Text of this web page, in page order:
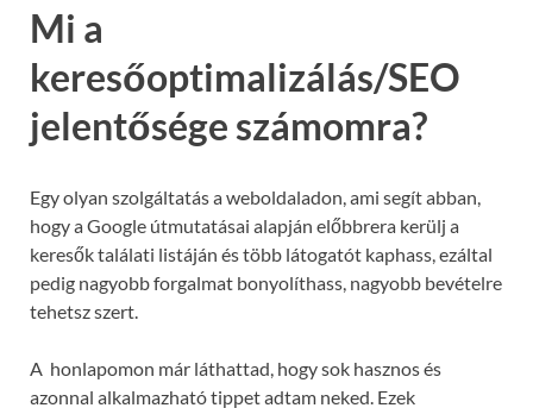
Mi a
keresőoptimalizálás/SEO
jelentősége számomra?
Egy olyan szolgáltatás a weboldaladon, ami segít abban,
hogy a Google útmutatásai alapján előbbrera kerülj a
keresők találati listáján és több látogatót kaphass, ezáltal
pedig nagyobb forgalmat bonyolíthass, nagyobb bevételre
tehetsz szert.
A honlapomon már láthattad, hogy sok hasznos és
azonnal alkalmazható tippet adtam neked. Ezek